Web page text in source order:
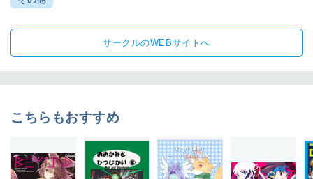
サークルのWEBサイトへ
こちらもおすすめ